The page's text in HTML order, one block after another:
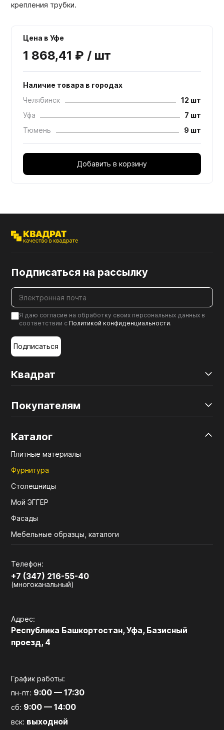
крепления трубки.
Цена в Уфе
1 868,41 ₽ / шт
Наличие товара в городах
Челябинск
12 шт
Уфа
7 шт
Тюмень
9 шт
Добавить в корзину
Квадрат
Покупателям
Каталог
Плитные материалы
Фурнитура
Столешницы
Мой ЭГГЕР
Фасады
Мебельные образцы, каталоги
Телефон:
+7 (347) 216-55-40
(многоканальный)
Адрес:
Республика Башкортостан, Уфа, Базисный
проезд, 4
График работы:
пн-пт: 9:00 — 17:30
сб: 9:00 — 14:00
вск: выходной
Подписаться на рассылку
Я даю согласие на обработку своих персональных данных в
соответствии с Политикой конфиденциальности.
Подписаться